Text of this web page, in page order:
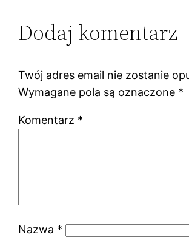
Dodaj komentarz
Twój adres email nie zostanie
Wymagane pola są oznaczone *
Komentarz *
Nazwa *